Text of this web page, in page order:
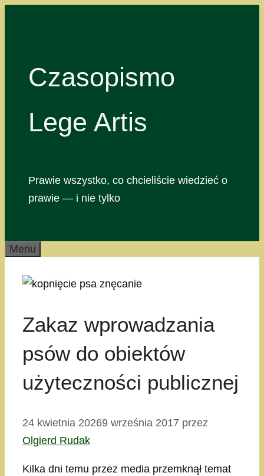
Czasopismo
Lege Artis
Prawie wszystko, co chcieliście wiedzieć o
prawie — i nie tylko
Menu
Zakaz wprowadzania
psów do obiektów
użyteczności publicznej
24 kwietnia 20269 września 2017 przez
Olgierd Rudak
Kilka dni temu przez media przemknął temat